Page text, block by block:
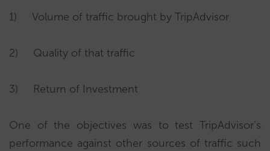
1) Volume of traffic brought by TripAdvisor
2) Quality of that traffic
3) Return of Investment
One of the objectives was to test TripAdvisor’s
performance against other sources of traffic such